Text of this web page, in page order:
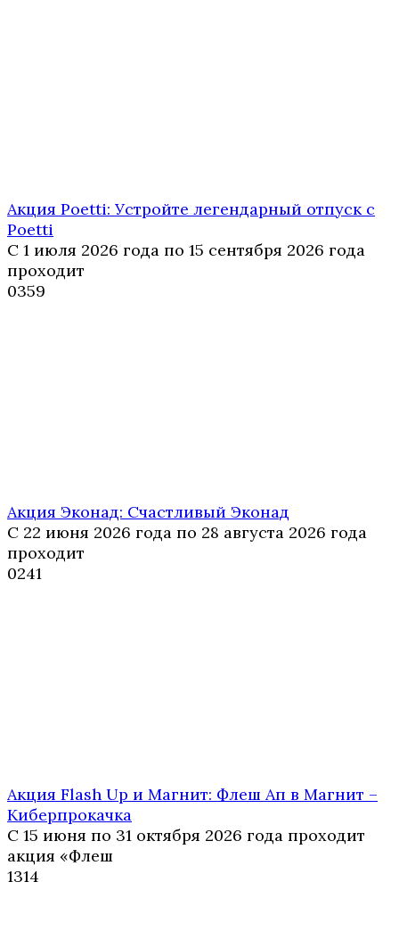
Акция Poetti: Устройте легендарный отпуск с
Poetti
С 1 июля 2026 года по 15 сентября 2026 года
проходит
0359
Акция Эконад: Счастливый Эконад
С 22 июня 2026 года по 28 августа 2026 года
проходит
0241
Акция Flash Up и Магнит: Флеш Ап в Магнит –
Киберпрокачка
С 15 июня по 31 октября 2026 года проходит
акция «Флеш
1314